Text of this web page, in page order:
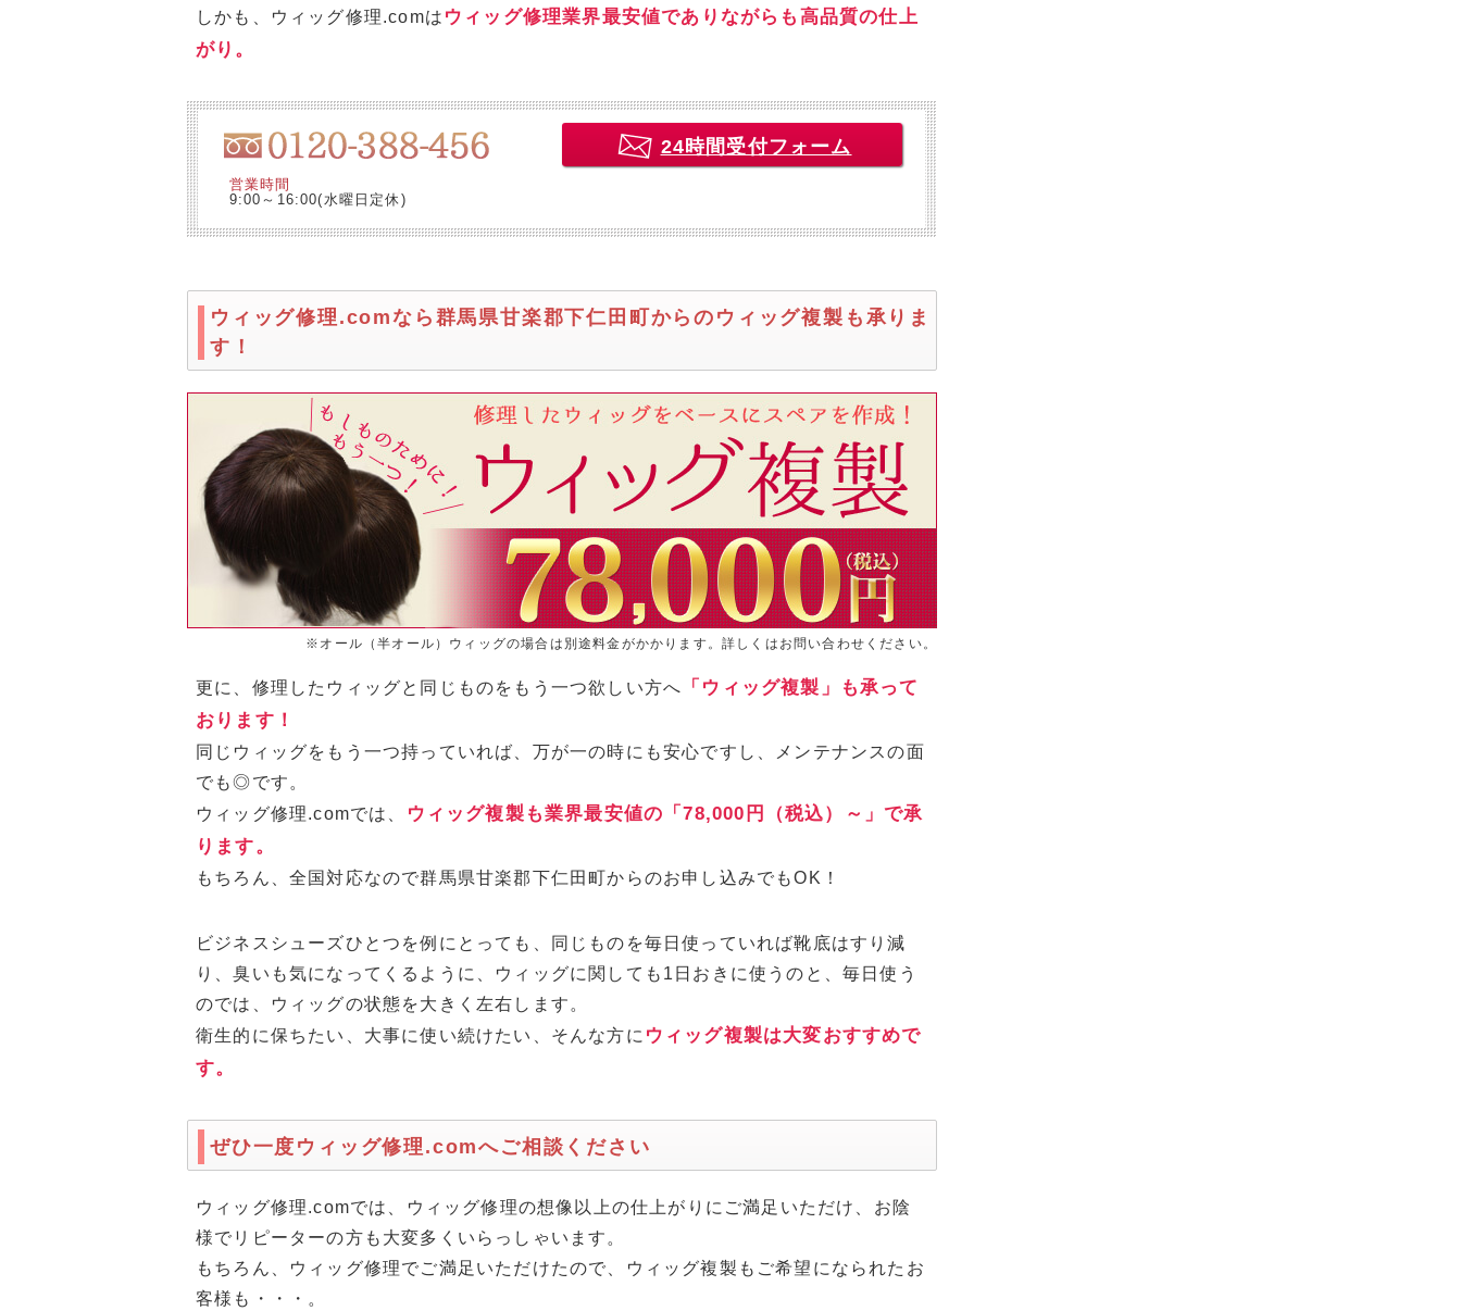
しかも、ウィッグ修理.comは ウィッグ修理業界最安値でありながらも高品質の仕上
がり。
営業時間
9:00～16:00(水曜日定休)
24時間受付フォーム
ウィッグ修理.comなら群馬県甘楽郡下仁田町からのウィッグ複製も承りま
す！
※オール（半オール）ウィッグの場合は別途料金がかかります。詳しくはお問い合わせください。
更に、修理したウィッグと同じものをもう一つ欲しい方へ
「ウィッグ複製」も承って
おります！
同じウィッグをもう一つ持っていれば、万が一の時にも安心ですし、メンテナンスの面
でも◎です。
ウィッグ修理.comでは、
ウィッグ複製も業界最安値の「78,000円（税込）～」で承
ります。
もちろん、全国対応なので群馬県甘楽郡下仁田町からのお申し込みでもOK！
ビジネスシューズひとつを例にとっても、同じものを毎日使っていれば靴底はすり減
り、臭いも気になってくるように、ウィッグに関しても1日おきに使うのと、毎日使う
のでは、ウィッグの状態を大きく左右します。
衛生的に保ちたい、大事に使い続けたい、そんな方に ウィッグ複製は大変おすすめで
す。
ぜひ一度ウィッグ修理.comへご相談ください
ウィッグ修理.comでは、ウィッグ修理の想像以上の仕上がりにご満足いただけ、お陰
様でリピーターの方も大変多くいらっしゃいます。
もちろん、ウィッグ修理でご満足いただけたので、ウィッグ複製もご希望になられたお
客様も・・・。